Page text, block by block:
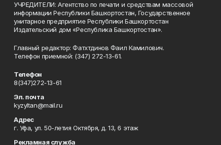
УЧРЕДИТЕЛИ: Агентство по печати и средствам массовой
информации Республики Башкортостан, Государственное
унитарное предприятие Республики Башкортостан
Издательский дом «Республика Башкортостан».
Главный редактор: Фатхтдинов Фаил Камилович.
Телефон приемной: (347) 272-13-61.
Телефон
8(347)272-13-61
Эл. почта
kyzyltan@mail.ru
Адрес
г. Уфа, ул. 50-летия Октября, д. 13, 6 этаж
Рекламная служба